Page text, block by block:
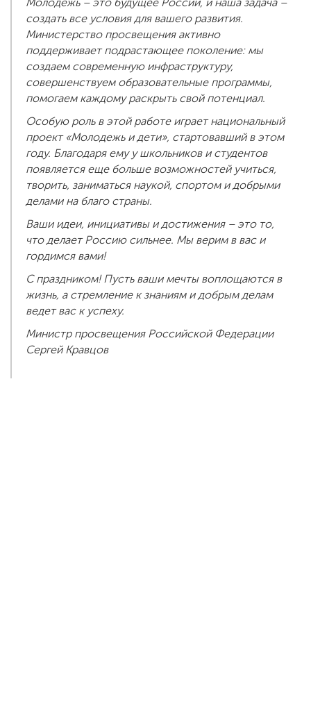
создать все условия для вашего развития.
Министерство просвещения активно
поддерживает подрастающее поколение: мы
создаем современную инфраструктуру,
совершенствуем образовательные программы,
помогаем каждому раскрыть свой потенциал.
Особую роль в этой работе играет национальный
проект «Молодежь и дети», стартовавший в этом
году. Благодаря ему у школьников и студентов
появляется еще больше возможностей учиться,
творить, заниматься наукой, спортом и добрыми
делами на благо страны.
Ваши идеи, инициативы и достижения – это то,
что делает Россию сильнее. Мы верим в вас и
гордимся вами!
С праздником! Пусть ваши мечты воплощаются в
жизнь, а стремление к знаниям и добрым делам
ведет вас к успеху.
Министр просвещения Российской Федерации
Сергей Кравцов